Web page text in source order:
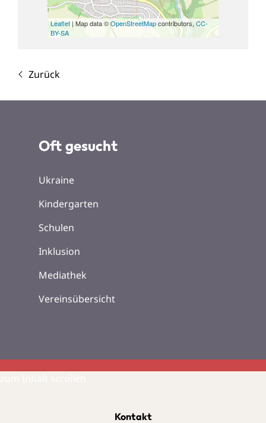
Leaflet | Map data ©OpenStreetMapcontributors, CC-
BY-SA
Zurück
Oft gesucht
Ukraine
Kindergarten
Schulen
Inklusion
Mediathek
Vereinsübersicht
Kontakt